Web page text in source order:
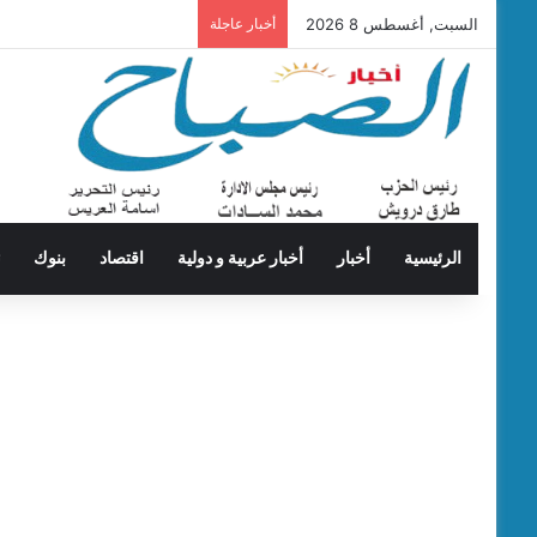
السبت, أغسطس 8 2026 أخبار عاجلة
الرئيسية أخبار أخبار عربية و دولية اقتصاد بنوك